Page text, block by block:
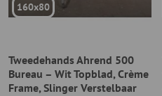
160x80
Tweedehands Ahrend 500
Bureau – Wit Topblad, Crème
Frame, Slinger Verstelbaar